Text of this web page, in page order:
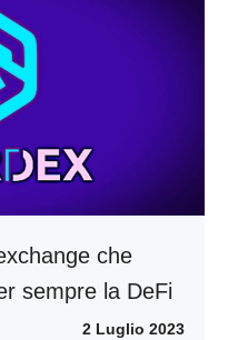
che
sempre la DeFi
2 Luglio 2023